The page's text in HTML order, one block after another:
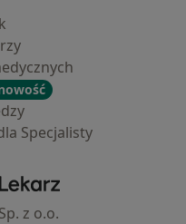
Specjalisty
- Strona główna
z o.o.